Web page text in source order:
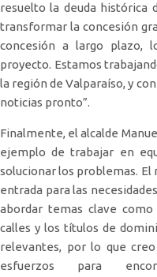
resuelto la deuda histórica
transformar la concesión
concesión a largo plazo,
proyecto. Estamos
la región de Valparaíso, y
noticias pronto”.
Finalmente, el alcalde
ejemplo de trabajar en
solucionar los problemas.
entrada para las
abordar temas clave
calles y los títulos de
relevantes, por lo que
esfuerzos para